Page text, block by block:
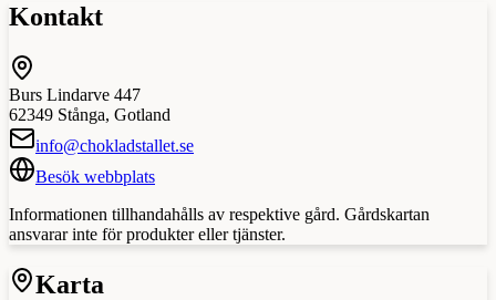
Kontakt
Burs Lindarve 447
62349 Stånga, Gotland
info@chokladstallet.se
Besök webbplats
Informationen tillhandahålls av respektive gård. Gårdskartan
ansvarar inte för produkter eller tjänster.
Karta